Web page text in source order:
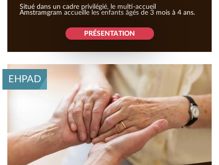
Situé dans un cadre privilégié, le multi-accueil
Amstramgram accueille les enfants âgés de 3 mois à 4 ans.
PRÉSENTATION
EHPAD